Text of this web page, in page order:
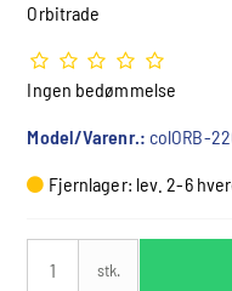
Orbitrade
Ingen bedømmelse
Model/Varenr.: colORB-
Fjernlager: lev. 2-6
stk.